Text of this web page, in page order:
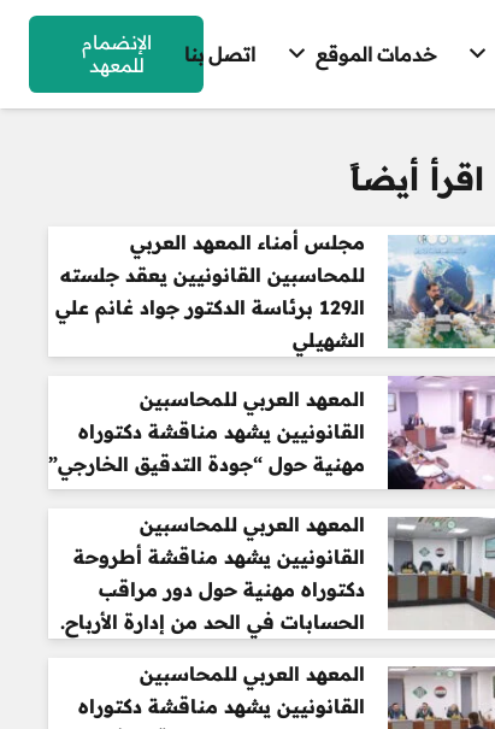
خدمات الموقع اتصل بنا
الإنضمام
للمعهد
اقرأ أيضاً
مجلس أمناء المعهد العربي
للمحاسبين القانونيين يعقد جلسته
الـ129 برئاسة الدكتور جواد غانم علي
الشهيلي
المعهد العربي للمحاسبين
القانونيين يشهد مناقشة دكتوراه
مهنية حول “جودة التدقيق الخارجي”
المعهد العربي للمحاسبين
القانونيين يشهد مناقشة أطروحة
دكتوراه مهنية حول دور مراقب
الحسابات في الحد من إدارة الأرباح.
المعهد العربي للمحاسبين
القانونيين يشهد مناقشة دكتوراه